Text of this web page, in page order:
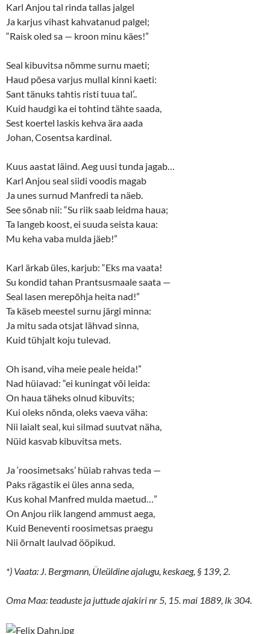
Karl Anjou tal rinda tallas jalgel
Ja karjus vihast kahvatanud palgel;
“Raisk oled sa — kroon minu käes!”
Seal kibuvitsa nõmme surnu maeti;
Haud põesa varjus mullal kinni kaeti:
Sant tänuks tahtis risti tuua tal’..
Kuid haudgi ka ei tohtind tähte saada,
Sest koertel laskis kehva ära aada
Johan, Cosentsa kardinal.
Kuus aastat läind. Aeg uusi tunda jagab…
Karl Anjou seal siidi voodis magab
Ja unes surnud Manfredi ta näeb.
See sõnab nii: “Su riik saab leidma haua;
Ta langeb koost, ei suuda seista kaua:
Mu keha vaba mulda jäeb!”
Karl ärkab üles, karjub: “Eks ma vaata!
Su kondid tahan Prantsusmaale saata —
Seal lasen merepõhja heita nad!”
Ta käseb meestel surnu järgi minna:
Ja mitu sada otsjat lähvad sinna,
Kuid tühjalt koju tulevad.
Oh isand, viha meie peale heida!”
Nad hüiavad: “ei kuningat või leida:
On haua täheks olnud kibuvits;
Kui oleks nõnda, oleks vaeva väha:
Nii laialt seal, kui silmad suutvat näha,
Nüid kasvab kibuvitsa mets.
Ja ‘roosimetsaks’ hüiab rahvas teda —
Paks rägastik ei üles anna seda,
Kus kohal Manfred mulda maetud…”
On Anjou riik langend ammust aega,
Kuid Beneventi roosimetsas praegu
Nii õrnalt laulvad ööpikud.
*) Vaata: J. Bergmann, Üleüldine ajalugu, keskaeg, § 139, 2.
Oma Maa: teaduste ja juttude ajakiri nr 5, 15. mai 1889, lk 304.